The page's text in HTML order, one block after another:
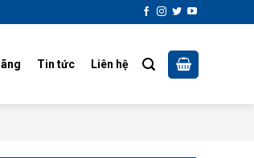
Tin tức Liên hệ